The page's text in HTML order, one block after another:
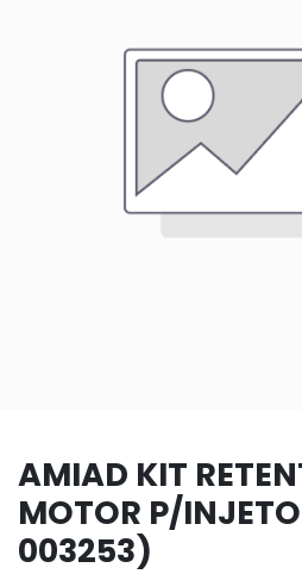
AMIAD KIT
MOTOR P/
003253)